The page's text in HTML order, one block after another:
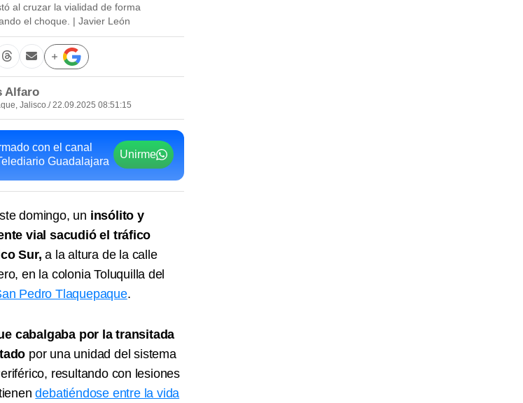
al cruzar la vialidad de forma
el choque. | Javier León
Alfaro
Jalisco./ 22.09.2025 08:51:15
con el canal
Guadalajara
Unirme
domingo, un insólito y
vial sacudió el tráfico
Sur, a la altura de la calle
en la colonia Toluquilla del
Pedro Tlaquepaque.
cabalgaba por la transitada
por una unidad del sistema
resultando con lesiones
debatiéndose entre la vida